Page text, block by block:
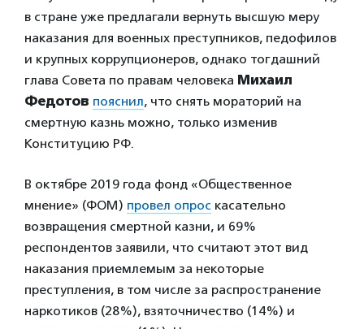
в стране уже предлагали вернуть высшую меру
наказания для военных преступников, педофилов
и крупных коррупционеров, однако тогдашний
глава Совета по правам человека Михаил
Федотов пояснил, что снять мораторий на
смертную казнь можно, только изменив
Конституцию РФ.
В октябре 2019 года фонд «Общественное
мнение» (ФОМ) провел опрос касательно
возвращения смертной казни, и 69%
респондентов заявили, что считают этот вид
наказания приемлемым за некоторые
преступления, в том числе за распространение
наркотиков (28%), взяточничество (14%) и